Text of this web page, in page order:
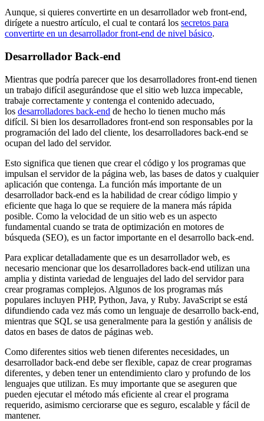
Aunque, si quieres convertirte en un desarrollador web front-end,
dirígete a nuestro artículo, el cual te contará los secretos para
convertirte en un desarrollador front-end de nivel básico.
Desarrollador Back-end
Mientras que podría parecer que los desarrolladores front-end tienen
un trabajo difícil asegurándose que el sitio web luzca impecable,
trabaje correctamente y contenga el contenido adecuado,
los desarrolladores back-end de hecho lo tienen mucho más
difícil. Si bien los desarrolladores front-end son responsables por la
programación del lado del cliente, los desarrolladores back-end se
ocupan del lado del servidor.
Esto significa que tienen que crear el código y los programas que
impulsan el servidor de la página web, las bases de datos y cualquier
aplicación que contenga. La función más importante de un
desarrollador back-end es la habilidad de crear código limpio y
eficiente que haga lo que se requiere de la manera más rápida
posible. Como la velocidad de un sitio web es un aspecto
fundamental cuando se trata de optimización en motores de
búsqueda (SEO), es un factor importante en el desarrollo back-end.
Para explicar detalladamente que es un desarrollador web, es
necesario mencionar que los desarrolladores back-end utilizan una
amplia y distinta variedad de lenguajes del lado del servidor para
crear programas complejos. Algunos de los programas más
populares incluyen PHP, Python, Java, y Ruby. JavaScript se está
difundiendo cada vez más como un lenguaje de desarrollo back-end,
mientras que SQL se usa generalmente para la gestión y análisis de
datos en bases de datos de páginas web.
Como diferentes sitios web tienen diferentes necesidades, un
desarrollador back-end debe ser flexible, capaz de crear programas
diferentes, y deben tener un entendimiento claro y profundo de los
lenguajes que utilizan. Es muy importante que se aseguren que
pueden ejecutar el método más eficiente al crear el programa
requerido, asimismo cerciorarse que es seguro, escalable y fácil de
mantener.